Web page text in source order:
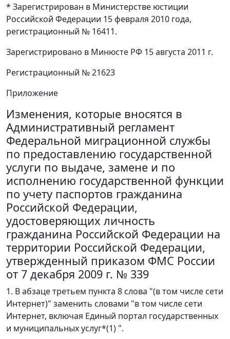
* Зарегистрирован в Министерстве юстиции
Российской Федерации 15 февраля 2010 года,
регистрационный № 16411.
Зарегистрировано в Минюсте РФ 15 августа 2011 г.
Регистрационный № 21623
Приложение
Изменения, которые вносятся в
Административный регламент
Федеральной миграционной службы
по предоставлению государственной
услуги по выдаче, замене и по
исполнению государственной функции
по учету паспортов гражданина
Российской Федерации,
удостоверяющих личность
гражданина Российской Федерации на
территории Российской Федерации,
утвержденный приказом ФМС России
от 7 декабря 2009 г. № 339
1. В абзаце третьем пункта 8 слова "(в том числе сети
Интернет)" заменить словами "в том числе сети
Интернет, включая Единый портал государственных
и муниципальных услуг*(1) ".